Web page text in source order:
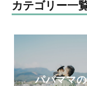
カテゴリー一
パパママ